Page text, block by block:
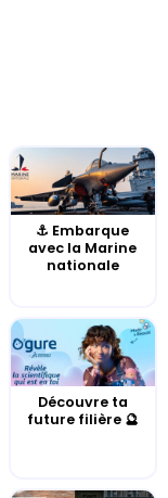
⚓️ Embarque
avec la Marine
nationale
Découvre ta
future filière 🔮